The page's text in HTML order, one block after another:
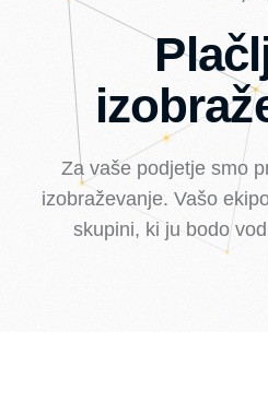
Za vaše podjetje smo
izobraževanje. Vašo
skupini, ki ju bodo